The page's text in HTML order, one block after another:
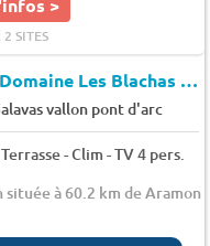
>
SITES
Camping Domaine Les Blachas
vallon pont d'arc
- Clim - TV 4 pers.
située à 60.2 km de Aramon